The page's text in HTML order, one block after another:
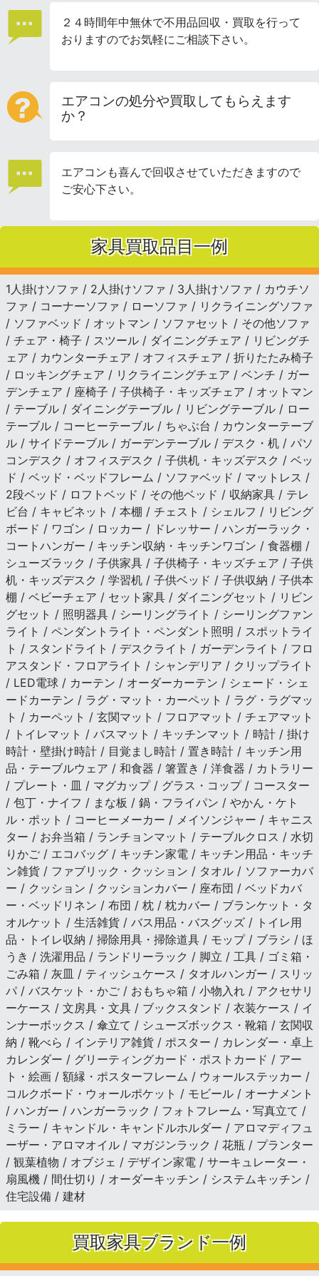
２４時間年中無休で不用品回収・買取を行って
おりますのでお気軽にご相談下さい。
エアコンの処分や買取してもらえます
か？
エアコンも喜んで回収させていただきますので
ご安心下さい。
家具買取品目一例
1人掛けソファ / 2人掛けソファ / 3人掛けソファ / カウチソ
ファ / コーナーソファ / ローソファ / リクライニングソファ
/ ソファベッド / オットマン / ソファセット / その他ソファ
/ チェア・椅子 / スツール / ダイニングチェア / リビングチ
ェア / カウンターチェア / オフィスチェア / 折りたたみ椅子
/ ロッキングチェア / リクライニングチェア / ベンチ / ガー
デンチェア / 座椅子 / 子供椅子・キッズチェア / オットマン
/ テーブル / ダイニングテーブル / リビングテーブル / ロー
テーブル / コーヒーテーブル / ちゃぶ台 / カウンターテーブ
ル / サイドテーブル / ガーデンテーブル / デスク・机 / パソ
コンデスク / オフィスデスク / 子供机・キッズデスク / ベッ
ド / ベッド・ベッドフレーム / ソファベッド / マットレス /
2段ベッド / ロフトベッド / その他ベッド / 収納家具 / テレ
ビ台 / キャビネット / 本棚 / チェスト / シェルフ / リビング
ボード / ワゴン / ロッカー / ドレッサー / ハンガーラック・
コートハンガー / キッチン収納・キッチンワゴン / 食器棚 /
シューズラック / 子供家具 / 子供椅子・キッズチェア / 子供
机・キッズデスク / 学習机 / 子供ベッド / 子供収納 / 子供本
棚 / ベビーチェア / セット家具 / ダイニングセット / リビン
グセット / 照明器具 / シーリングライト / シーリングファン
ライト / ペンダントライト・ペンダント照明 / スポットライ
ト / スタンドライト / デスクライト / ガーデンライト / フロ
アスタンド・フロアライト / シャンデリア / クリップライト
/ LED電球 / カーテン / オーダーカーテン / シェード・シェ
ードカーテン / ラグ・マット・カーペット / ラグ・ラグマッ
ト / カーペット / 玄関マット / フロアマット / チェアマット
/ トイレマット / バスマット / キッチンマット / 時計 / 掛け
時計・壁掛け時計 / 目覚まし時計 / 置き時計 / キッチン用
品・テーブルウェア / 和食器 / 箸置き / 洋食器 / カトラリー
/ プレート・皿 / マグカップ / グラス・コップ / コースター
/ 包丁・ナイフ / まな板 / 鍋・フライパン / やかん・ケト
ル・ポット / コーヒーメーカー / メイソンジャー / キャニス
ター / お弁当箱 / ランチョンマット / テーブルクロス / 水切
りかご / エコバッグ / キッチン家電 / キッチン用品・キッチ
ン雑貨 / ファブリック・クッション / タオル / ソファーカバ
ー / クッション / クッションカバー / 座布団 / ベッドカバ
ー・ベッドリネン / 布団 / 枕 / 枕カバー / ブランケット・タ
オルケット / 生活雑貨 / バス用品・バスグッズ / トイレ用
品・トイレ収納 / 掃除用具・掃除道具 / モップ / ブラシ / ほ
うき / 洗濯用品 / ランドリーラック / 脚立 / 工具 / ゴミ箱・
ごみ箱 / 灰皿 / ティッシュケース / タオルハンガー / スリッ
パ / バスケット・かご / おもちゃ箱 / 小物入れ / アクセサリ
ーケース / 文房具・文具 / ブックスタンド / 衣装ケース / イ
ンナーボックス / 傘立て / シューズボックス・靴箱 / 玄関収
納 / 靴べら / インテリア雑貨 / ポスター / カレンダー・卓上
カレンダー / グリーティングカード・ポストカード / アー
ト・絵画 / 額縁・ポスターフレーム / ウォールステッカー /
コルクボード・ウォールポケット / モビール / オーナメント
/ ハンガー / ハンガーラック / フォトフレーム・写真立て /
ミラー / キャンドル・キャンドルホルダー / アロマディフュ
ーザー・アロマオイル / マガジンラック / 花瓶 / プランター
/ 観葉植物 / オブジェ / デザイン家電 / サーキュレーター・
扇風機 / 間仕切り / オーダーキッチン / システムキッチン /
住宅設備 / 建材
買取家具ブランド一例